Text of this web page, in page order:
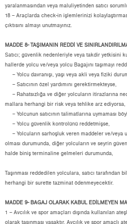
yaralanmasından veya maluliyetinden satıcı
18 – Araçlarda check-in işlemlerinizi
çıktısını almayı unutmayınız.
MADDE 8- TAŞIMANIN REDDİ VE
Satıcı; güvenlik nedenleriyle veya takdir yetkisini
hallerde yolcu ve/veya yolcu Bagajını taşımayı
– Yolcu davranışı, yaşı veya akli veya fiziki
– Satıcının özel yardımını gerektirmekteyse,
– Rahatsızlığa ve diğer yolcuların itirazlarına
mallara herhangi bir risk veya tehlike arz ediyorsa,
– Yolcunun satıcının talimatlarına uymaması
– Yolcu güvenlik kontrolünü reddetmişse,
– Yolcuların sarhoşluk veren maddeler ve/veya
olması durumunda, diğer yolcuların ve seyrin
halde biniş terminaline gelmeleri durumunda,
Taşınması reddedilen yolculara, satıcı tarafından
herhangi bir surette tazminat ödenmeyecektir.
MADDE 9- BAGAJ OLARAK KABUL EDİLMEYEN
1 – Avcılık ve spor amaçları dışında kullanılan
olarak taşınması yasaktır. Avcılık ve spor amaçlı